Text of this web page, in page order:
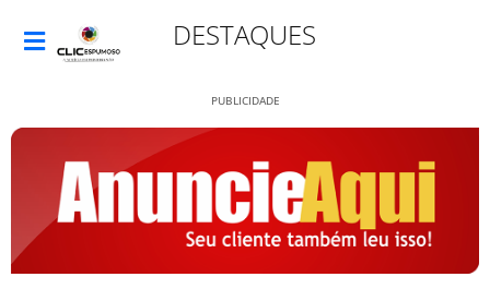
DESTAQUES
PUBLICIDADE